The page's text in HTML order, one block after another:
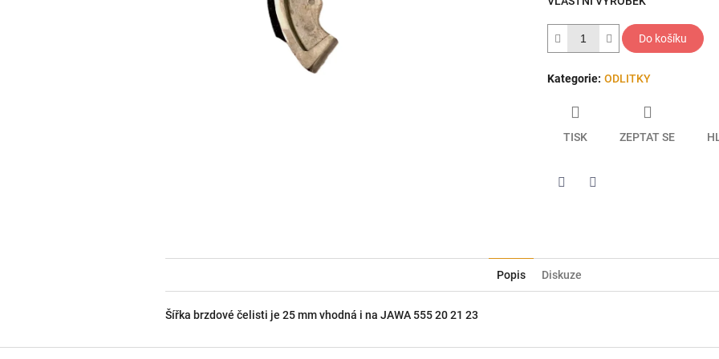
Do košíku
Kategorie: ODLITKY
TISK ZEPTAT SE
Popis Diskuze
Šířka brzdové čelisti je 25 mm vhodná i na JAWA 555 20 21 23